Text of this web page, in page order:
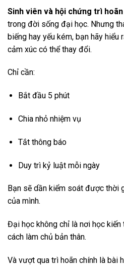
Sinh viên và hội chứng trì hoãn
trong đời sống đại học. Nhưng
biếng hay yếu kém, bạn hãy hiểu
cảm xúc có thể thay đổi.
Chỉ cần:
Bắt đầu 5 phút
Chia nhỏ nhiệm vụ
Tắt thông báo
Duy trì kỷ luật mỗi ngày
Bạn sẽ dần kiểm soát được thời
của mình.
Đại học không chỉ là nơi học
cách làm chủ bản thân.
Và vượt qua trì hoãn chính là bài